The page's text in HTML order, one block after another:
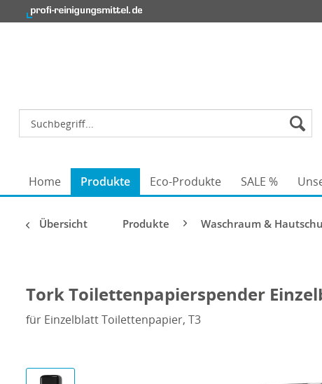
Home Produkte Eco-Produkte SALE %
Übersicht Produkte Waschraum &
Tork Toilettenpapierspender
für Einzelblatt Toilettenpapier, T3